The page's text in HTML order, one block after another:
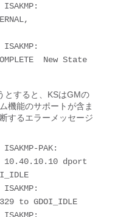
New State
とすると、KSはGMの
機能のサポートが含ま
するエラーメッセージ
PAK:
10.40.10.10 dport
to GDOI_IDLE